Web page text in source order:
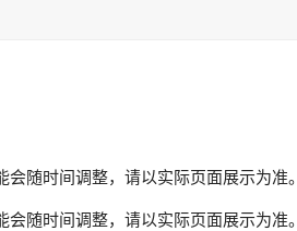
随时间调整，请以实际页面展示为准。
随时间调整，请以实际页面展示为准。